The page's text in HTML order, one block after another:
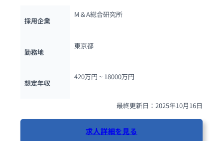
採用企業
M＆A総合研究所
勤務地
東京都
想定年収
420万円 ~ 18000万円
最終更新日：2025年10月16日
求人詳細を見る